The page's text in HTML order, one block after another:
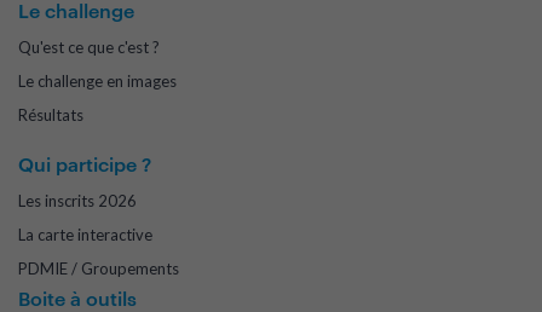
Le challenge
Qu'est ce que c'est ?
Le challenge en images
Résultats
Qui participe ?
Les inscrits 2026
La carte interactive
PDMIE / Groupements
Boite à outils